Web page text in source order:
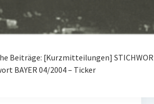
Beiträge: [Kurzmitteilungen]
BAYER 04/2004 – Ticker